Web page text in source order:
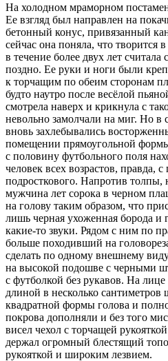
На холодном мраморном
Ее взгляд был направлен на
бетонный конус, привязанный
сейчас она поняла, что творится
в течение более двух лет
поздно. Ее руки и ноги были
к торчащим по обеим сторонам
будто наутро после весёлой
смотрела наверх и крикнула с
невольно замолчали на миг. Но
вновь захлебывались
помещении прямоугольной
с половину футбольного поля
человек всех возрастов, правда,
подросткового. Напротив толпы,
мужчина лет сорока в черном
на голову таким образом, что
лишь черная ухоженная борода и
какие-то звуки. Рядом с ним по
больше походивший на
сделать по одному внешнему
на высокой подошве с черными
с футболкой без рукавов. На
длиной в несколько
квадратной формы голова и
покрова дополняли и без того
висел чехол с торчащей
держал огромный блестящий
рукояткой и широким лезвием.